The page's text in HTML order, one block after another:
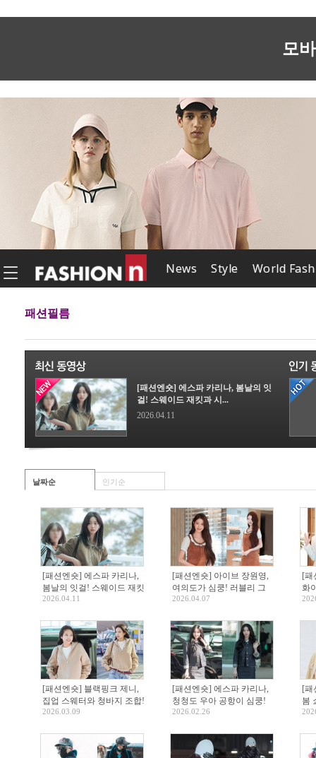
모
News Style World
패션필름
[패션엔숏] 에스파 카리나, 봄날의 잇
걸! 스웨이드 재킷과 시...
2026.04.11
날짜순 인기순
[패션엔숏] 에스파 카리나,
봄날의 잇걸! 스웨이드 재킷
과 시스루가 만난 섹시한 아
2026.04.11
[패션엔숏] 아이브 장원영,
여의도가 심쿵! 러블리 그
자체 걸리시 프릴 러플 원피
2026.04.07
[패
화
다
[패션엔숏] 블랙핑크 제니,
집업 스웨터와 청바지 조합!
무심한 듯 시크한 일상룩 파
2026.03.09
[패션엔숏] 에스파 카리나,
청청도 우아 공항이 심쿵!
‘데님 온 데님’ 밀라노 출국
2026.02.26
[패
봄
화